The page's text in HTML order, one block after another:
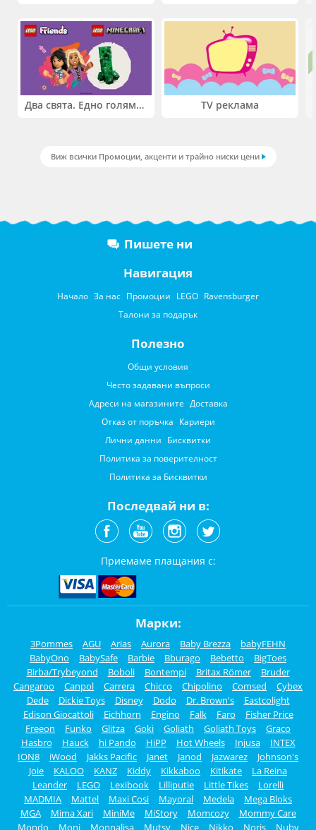
Два свята. Едно голямо приключение. Купи 2 продукта LEGO® Friends и/или LEGO® Minecraft и вземи -27% TV реклама
Виж всички Промоции, акценти и трайно ниски цени
Пишете ни
Навигация
Начало За нас Промоции LEGO Ravensburger
Талони за подарък
Полезно
Общи условия
Често задавани въпроси
Адреси на магазините Доставка
Отказ от поръчка Кариери
Лични данни Бисквитки
Политика за поверителност
Политика за Бисквитки
Последвай ни в:
Приемаме плащания с:
Марки:
3Pommes AGU Arias Aurora Baby Brezza
babyFEHN
BabyOno
BabySafe Barbie Bburago Bebetto
BigToes
Birba/Trybeyond
Boboli Bontempi Britax Römer
Bruder
Cangaroo
Canpol Carrera Chicco Chipolino Comsed
Cybex
Dede
Dickie Toys Disney Dodo Dr. Brown's
Eastcolight
Edison Giocattoli
Eichhorn Engino Falk Faro
Fisher Price
Freeon
Funko Glitza Goki Goliath Goliath Toys
Graco
Hasbro
Hauck hi Pando HiPP Hot Wheels Injusa
INTEX
ION8
iWood Jakks Pacific Janet Janod Jazwarez
Johnson's
Joie
KALOO KANZ Kiddy Kikkaboo Kitikate
La Reina
Leander
LEGO Lexibook Lilliputie Little Tikes
Lorelli
MADMIA
Mattel Maxi Cosi Mayoral Medela
Mega Bloks
MGA
Mima Xari MiniMe MiStory Momcozy
Mommy Care
Mondo
Moni Monnalisa Mutsy Nice Nikko Noris Nuby